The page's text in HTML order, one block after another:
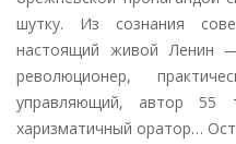
шутку. Из сознания
настоящий живой Ленин
революционер,
управляющий, автор 55
харизматичный оратор…